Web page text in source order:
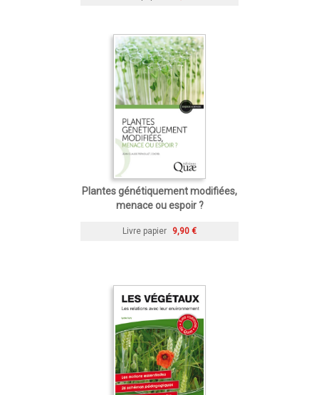
Plantes génétiquement modifiées,
menace ou espoir ?
Livre papier 9,90 €